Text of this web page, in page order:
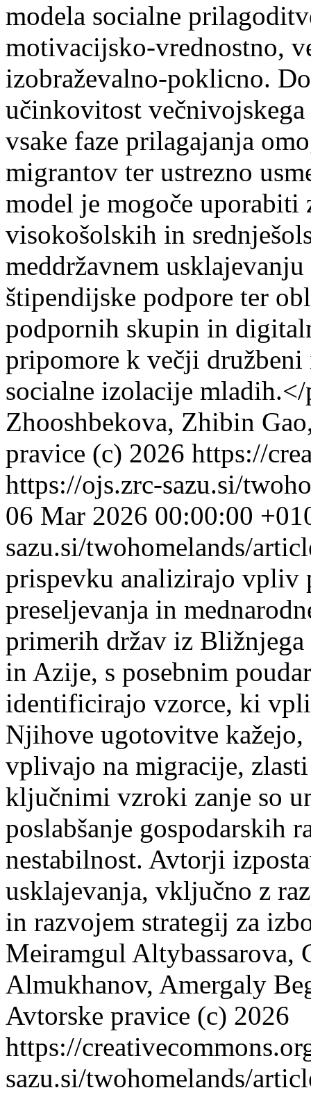
modela socialne
motivacijsko-vrednostno,
izobraževalno-poklicno.
učinkovitost
vsake faze prilagajanja
migrantov ter ustrezno
model je mogoče
visokošolskih in
meddržavnem
štipendijske podpore ter
podpornih skupin in
pripomore k večji
socialne izolacije
Zhooshbekova, Zhibin
pravice (c) 2026 https://
https://ojs.zrc-sazu.si/
06 Mar 2026 00:00:00
sazu.si/twohomelands/
prispevku analizirajo
preseljevanja in
primerih držav iz
in Azije, s posebnim
identificirajo vzorce, ki
Njihove ugotovitve
vplivajo na migracije,
ključnimi vzroki zanje so
poslabšanje gospodarskih
nestabilnost. Avtorji
usklajevanja, vključno z
in razvojem strategij za
Meiramgul Altybassarova,
Almukhanov, Amergaly
Avtorske pravice (c) 2026
https://
sazu.si/twohomelands/